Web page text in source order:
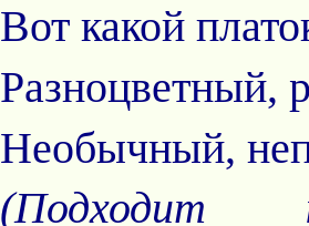
Вот какой
Разноцветный,
Необычный,